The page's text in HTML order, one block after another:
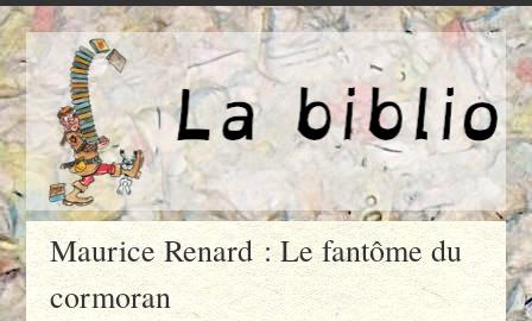
Maurice Renard : Le fantôme du
cormoran